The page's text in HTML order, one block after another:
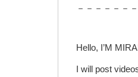
－－－－－－
Hello, I’M
I will post